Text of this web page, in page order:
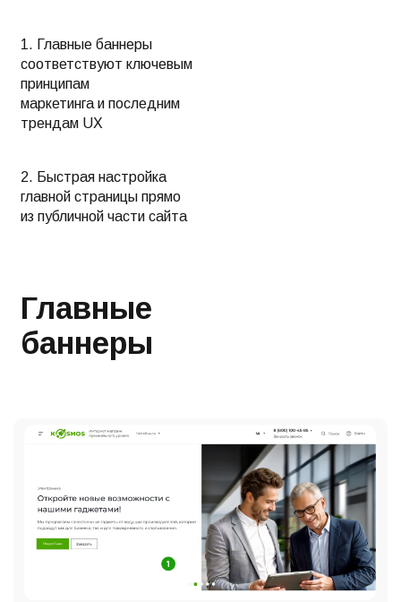
1. Главные баннеры
соответствуют ключевым
принципам
маркетинга и последним
трендам UX
2. Быстрая настройка
главной страницы прямо
из публичной части сайта
Главные
баннеры